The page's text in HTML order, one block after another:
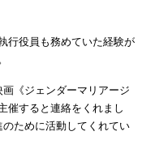
行役員も務めていた経験が
画《ジェンダーマリアージ
催すると連絡をくれまし
ために活動してくれてい